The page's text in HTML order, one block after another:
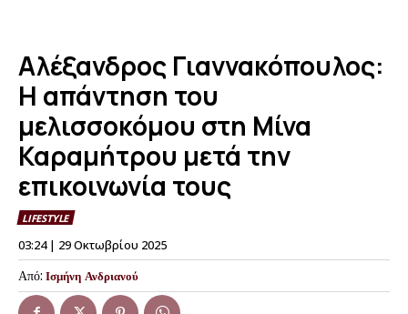
Αλέξανδρος Γιαννακόπουλος:
Η απάντηση του
μελισσοκόμου στη Μίνα
Καραμήτρου μετά την
επικοινωνία τους
LIFESTYLE
03:24 | 29 Οκτωβρίου 2025
Από: Ισμήνη Ανδριανού